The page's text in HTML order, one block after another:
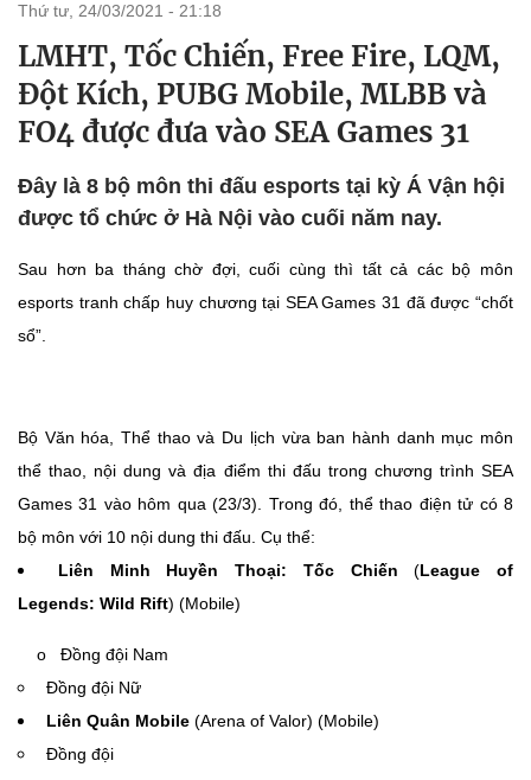
thứ tư, 24/03/2021 - 21:18
LMHT, Tốc Chiến, Free Fire, LQM,
Đột Kích, PUBG Mobile, MLBB và
FO4 được đưa vào SEA Games 31
Đây là 8 bộ môn thi đấu esports tại kỳ Á Vận hội
được tổ chức ở Hà Nội vào cuối năm nay.
Sau hơn ba tháng chờ đợi, cuối cùng thì tất cả các bộ môn
esports tranh chấp huy chương tại SEA Games 31 đã được “chốt
sổ”.
Bộ Văn hóa, Thể thao và Du lịch vừa ban hành danh mục môn
thể thao, nội dung và địa điểm thi đấu trong chương trình SEA
Games 31 vào hôm qua (23/3). Trong đó, thể thao điện tử có 8
bộ môn với 10 nội dung thi đấu. Cụ thể:
Liên Minh Huyền Thoại: Tốc Chiến (League of
Legends: Wild Rift) (Mobile)
o Đồng đội Nam
Đồng đội Nữ
Liên Quân Mobile (Arena of Valor) (Mobile)
Đồng đội